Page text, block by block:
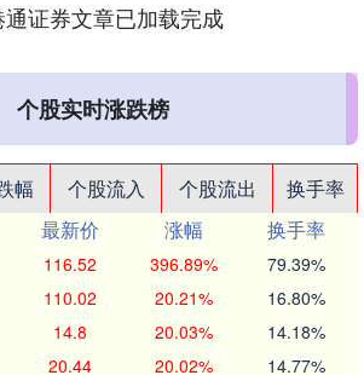
通证券文章已加载完成
个股实时涨跌榜
幅 个股流入 个股流出
换手率
最新价 涨幅
换手率
116.52 396.89% 79.39%
110.02 20.21% 16.80%
14.8 20.03% 14.18%
20.44 20.02% 14.77%